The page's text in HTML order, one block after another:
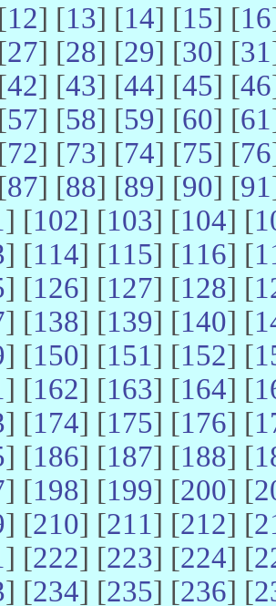
12] [13] [14] [15] [16
27] [28] [29] [30] [31
42] [43] [44] [45] [46
57] [58] [59] [60] [61
72] [73] [74] [75] [76
87] [88] [89] [90] [91
] [102] [103] [104] [
] [114] [115] [116] [
] [126] [127] [128] [
] [138] [139] [140] [
] [150] [151] [152] [
] [162] [163] [164] [
] [174] [175] [176] [
] [186] [187] [188] [
] [198] [199] [200] [
] [210] [211] [212] [
] [222] [223] [224] [
] [234] [235] [236] [